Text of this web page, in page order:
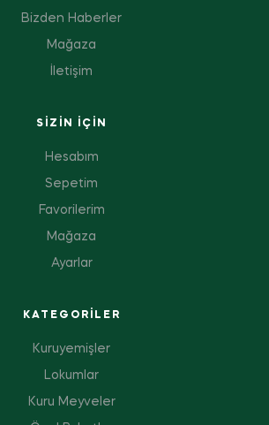
Bizden Haberler
Mağaza
İletişim
SIZIN IÇIN
Hesabım
Sepetim
Favorilerim
Mağaza
Ayarlar
KATEGORILER
Kuruyemişler
Lokumlar
Kuru Meyveler